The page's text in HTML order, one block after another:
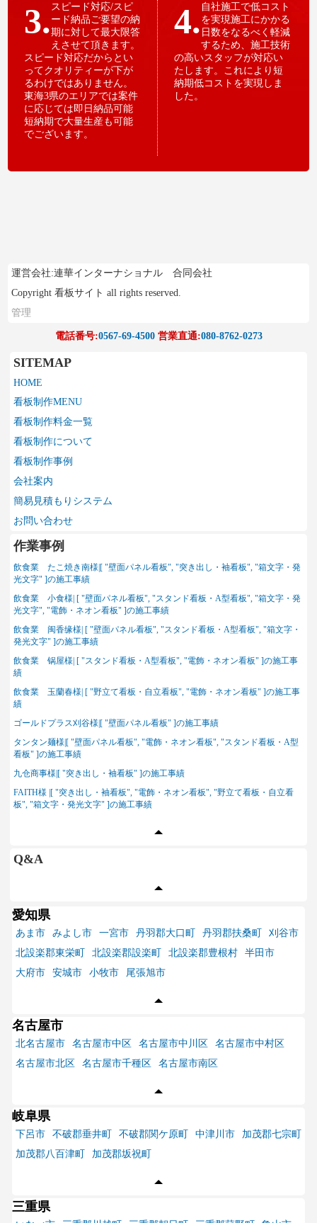
3.スピード対応/スピ
ード納品ご要望の納
期に対して最大限答
えさせて頂きます。
スピード対応だからとい
ってクオリティーが下が
るわけではありません。
東海3県のエリアでは案件
に応じては即日納品可能
短納期で大量生産も可能
でございます。
4. 自社施工で低コスト
を実現施工にかかる
日数をなるべく軽減
するため、施工技術
の高いスタッフが対応い
たします。これにより短
納期低コストを実現しま
した。
運営会社:連華インターナショナル 合同会社
Copyright 看板サイト all rights reserved.
管理
電話番号:0567-69-4500営業直通:080-8762-0273
SITEMAP
HOME
看板制作MENU
看板制作料金一覧
看板制作について
看板制作事例
会社案内
簡易見積もりシステム
お問い合わせ
作業事例
飲食業 たこ焼き南様|[ "壁面パネル看板", "突き出し・袖看板", "箱文字・発
光文字" ]の施工事績
飲食業 小食様| [ "壁面パネル看板", "スタンド看板・A型看板", "箱文字・発
光文字", "電飾・ネオン看板" ]の施工事績
飲食業 闽香缘様| [ "壁面パネル看板", "スタンド看板・A型看板", "箱文字・
発光文字" ]の施工事績
飲食業 锅屋様| [ "スタンド看板・A型看板", "電飾・ネオン看板" ]の施工事
績
飲食業 玉蘭春様| [ "野立て看板・自立看板", "電飾・ネオン看板" ]の施工事
績
ゴールドプラス刈谷様|[ "壁面パネル看板" ]の施工事績
タンタン麺様|[ "壁面パネル看板", "電飾・ネオン看板", "スタンド看板・A型
看板" ]の施工事績
九仓商事様|[ "突き出し・袖看板" ]の施工事績
FAITH様 |[ "突き出し・袖看板", "電飾・ネオン看板", "野立て看板・自立看
板", "箱文字・発光文字" ]の施工事績
Q&A
愛知県
あま市 みよし市 一宮市 丹羽郡大口町 丹羽郡扶桑町
刈谷市
北設楽郡東栄町
北設楽郡設楽町 北設楽郡豊根村
半田市
大府市
安城市 小牧市 尾張旭市
名古屋市
北名古屋市 名古屋市中区 名古屋市中川区
名古屋市中村区
名古屋市北区
名古屋市千種区 名古屋市南区
岐阜県
下呂市 不破郡垂井町 不破郡関ケ原町 中津川市
加茂郡七宗町
加茂郡八百津町
加茂郡坂祝町
三重県